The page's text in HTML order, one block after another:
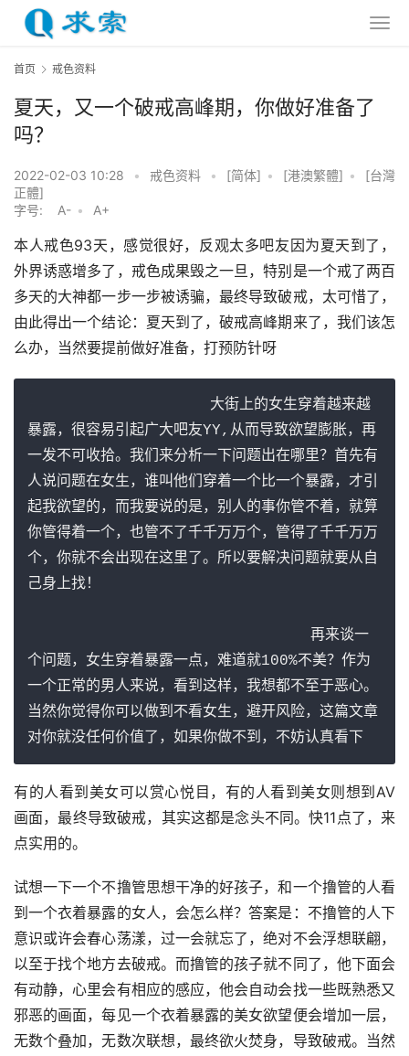
首页 戒色资料
夏天，又一个破戒高峰期，你做好准备了
吗？
2022-02-03 10:28 • 戒色资料 • [简体] • [港澳繁體] •
[台灣
正體]
字号:
A- • A+
本人戒色93天，感觉很好，反观太多吧友因为夏天到了，
外界诱惑增多了，戒色成果毁之一旦，特别是一个戒了两百
多天的大神都一步一步被诱骗，最终导致破戒，太可惜了，
由此得出一个结论：夏天到了，破戒高峰期来了，我们该怎
么办，当然要提前做好准备，打预防针呀
暴露，很容易引起广大吧友YY,从而导致欲望膨胀，再
一发不可收拾。我们来分析一下问题出在哪里？首先有
人说问题在女生，谁叫他们穿着一个比一个暴露，才引
起我欲望的，而我要说的是，别人的事你管不着，就算
你管得着一个，也管不了千千万万个，管得了千千万万
个，你就不会出现在这里了。所以要解决问题就要从自
己身上找！
个问题，女生穿着暴露一点，难道就100%不美？作为
一个正常的男人来说，看到这样，我想都不至于恶心。
当然你觉得你可以做到不看女生，避开风险，这篇文章
对你就没任何价值了，如果你做不到，不妨认真看下
有的人看到美女可以赏心悦目，有的人看到美女则想到AV
画面，最终导致破戒，其实这都是念头不同。快11点了，来
点实用的。
试想一下一个不撸管思想干净的好孩子，和一个撸管的人看
到一个衣着暴露的女人，会怎么样？答案是：不撸管的人下
意识或许会春心荡漾，过一会就忘了，绝对不会浮想联翩，
以至于找个地方去破戒。而撸管的孩子就不同了，他下面会
有动静，心里会有相应的感应，他会自动会找一些既熟悉又
邪恶的画面，每见一个衣着暴露的美女欲望便会增加一层，
无数个叠加，无数次联想，最终欲火焚身，导致破戒。当然